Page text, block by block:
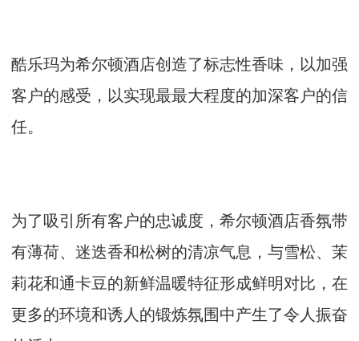
酷乐玛为希尔顿酒店创造了标志性香味，以加强
客户的感受，以实现最最大程度的加深客户的信
任。
为了吸引所有客户的忠诚度，希尔顿酒店香氛带
有薄荷、迷迭香和松树的清凉气息，与雪松、茉
莉花和通卡豆的新鲜温暖特征形成鲜明对比，在
更多的环境和诱人的锻炼氛围中产生了令人振奋